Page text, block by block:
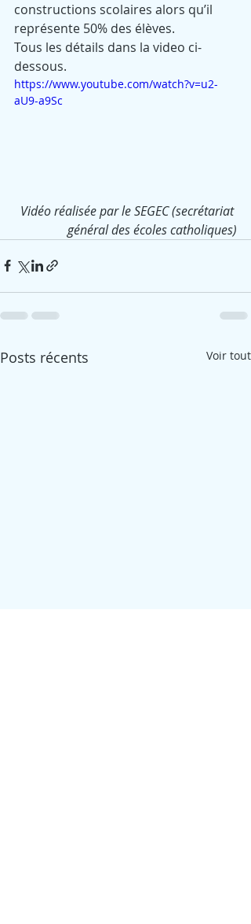
constructions scolaires alors qu’il
représente 50% des élèves.
Tous les détails dans la video ci-
dessous.
https://www.youtube.com/watch?v=u2-
aU9-a9Sc
Vidéo réalisée par le SEGEC (secrétariat
général des écoles catholiques)
Posts récents Voir tout